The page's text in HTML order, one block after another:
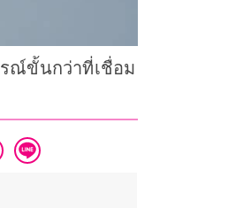
รณ์ขั้นกว่าที่เชื่อม